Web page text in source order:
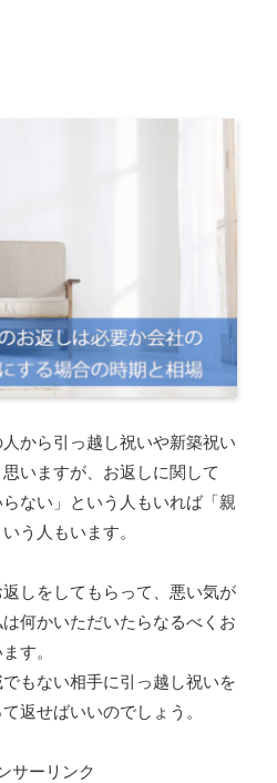
から引っ越し祝いや新築祝い
いますが、お返しに関して
らない」という人もいれば「親
う人もいます。
しをしてもらって、悪い気が
何かいただいたらなるべくお
す。
もない相手に引っ越し祝いを
返せばいいのでしょう。
サーリンク